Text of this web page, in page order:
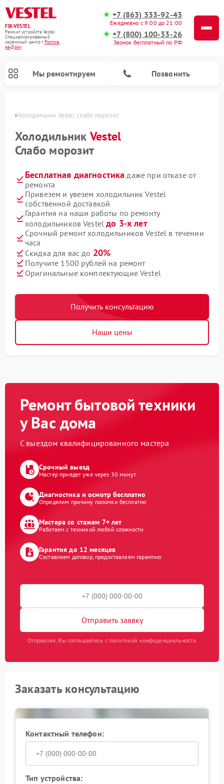
FIX-VESTEL
Ремонт устройств Vestel
Специализированный
cервисный центр г.Ростов-
на-Дону
+7 (863) 333-92-43
Ежедневно с 9:00 до 21:00
+7 (800) 100-33-26
Звонок бесплатный по РФ
Мы ремонтируем Позвонить
Холодильник Vestel слабо морозит
Холодильник Vestel
Слабо морозит
Бесплатная диагностика даже при отказе от
ремонта
Привезем и увезем холодильник Vestel
собственной доставкой
Гарантия на наши работы по ремонту
холодильников Vestelдо 3-х лет
Срочный ремонт холодильников Vestel в течении
часа
Скидка для вас до 20%
Получите 1500 рублей на ремонт
Оригинальные комплектующие Vestel
Получить консультацию
Наши цены
Ремонт бытовой техники
у Вас дома
С выездом квалифицированного мастера
Срочный выезд
Мастер приедет уже через 30 минут
Диагностика и осмотр бесплатно
Определим причину поломки бесплатно
Мастера со стажем 7+ лет
Работаем с техникой любой сложности
Гарантия до 12 месяцев
Составляем договор, предоставляем гарантию
Отправить заявку
Отправляя, Вы соглашаетесь с политикой конфиденциальности
Заказать консультацию
Контактный телефон:
Тип устройства: